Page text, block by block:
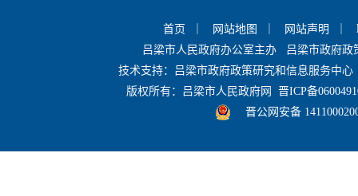
首页 网站地图 网站声明
吕梁市人民政府办公室主办 吕梁市政府
技术支持：吕梁市政府政策研究和信息服务中
版权所有：吕梁市人民政府网 晋ICP备
晋公网安备